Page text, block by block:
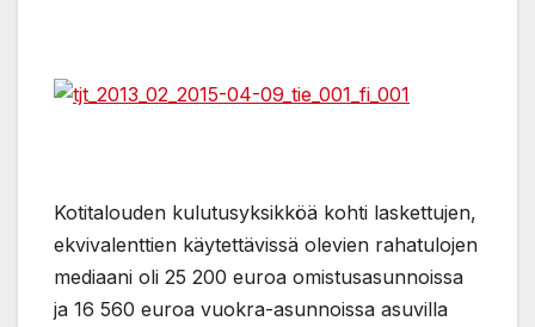
Kotitalouden kulutusyksikköä kohti laskettujen,
ekvivalenttien käytettävissä olevien rahatulojen
mediaani oli 25 200 euroa omistusasunnoissa
ja 16 560 euroa vuokra-asunnoissa asuvilla